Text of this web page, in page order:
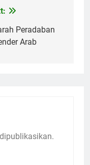
Peradaban
Arab